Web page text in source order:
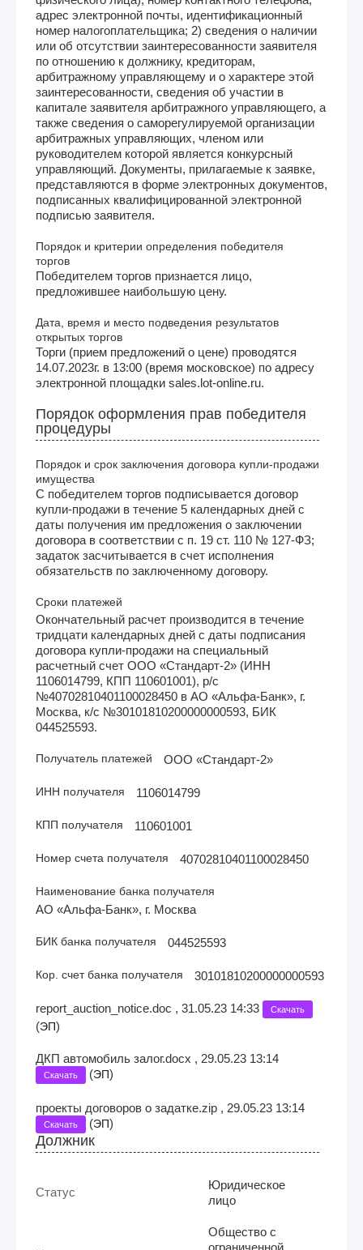
адрес электронной почты, идентификационный
номер налогоплательщика; 2) сведения о наличии
или об отсутствии заинтересованности заявителя
по отношению к должнику, кредиторам,
арбитражному управляющему и о характере этой
заинтересованности, сведения об участии в
капитале заявителя арбитражного управляющего, а
также сведения о саморегулируемой организации
арбитражных управляющих, членом или
руководителем которой является конкурсный
управляющий. Документы, прилагаемые к заявке,
представляются в форме электронных документов,
подписанных квалифицированной электронной
подписью заявителя.
Порядок и критерии определения победителя
торгов
Победителем торгов признается лицо,
предложившее наибольшую цену.
Дата, время и место подведения результатов
открытых торгов
Торги (прием предложений о цене) проводятся
14.07.2023г. в 13:00 (время московское) по адресу
электронной площадки sales.lot-online.ru.
Порядок оформления прав победителя
процедуры
Порядок и срок заключения договора купли-продажи
имущества
С победителем торгов подписывается договор
купли-продажи в течение 5 календарных дней с
даты получения им предложения о заключении
договора в соответствии с п. 19 ст. 110 № 127-ФЗ;
задаток засчитывается в счет исполнения
обязательств по заключенному договору.
Сроки платежей
Окончательный расчет производится в течение
тридцати календарных дней с даты подписания
договора купли-продажи на специальный
расчетный счет ООО «Стандарт-2» (ИНН
1106014799, КПП 110601001), р/с
№40702810401100028450 в АО «Альфа-Банк», г.
Москва, к/с №30101810200000000593, БИК
044525593.
Получатель платежей ООО «Стандарт-2»
ИНН получателя 1106014799
КПП получателя 110601001
Номер счета получателя 40702810401100028450
Наименование банка получателя
АО «Альфа-Банк», г. Москва
БИК банка получателя 044525593
Кор. счет банка получателя 30101810200000000593
report_auction_notice.doc , 31.05.23 14:33 Скачать
(ЭП)
ДКП автомобиль залог.docx , 29.05.23 13:14
Скачать (ЭП)
проекты договоров о задатке.zip , 29.05.23 13:14
Скачать (ЭП)
Должник
Статус
Юридическое
лицо
Общество с
ограниченной